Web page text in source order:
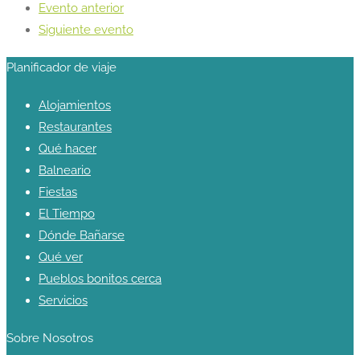
Evento anterior
Siguiente evento
Planificador de viaje
Alojamientos
Restaurantes
Qué hacer
Balneario
Fiestas
El Tiempo
Dónde Bañarse
Qué ver
Pueblos bonitos cerca
Servicios
Sobre Nosotros